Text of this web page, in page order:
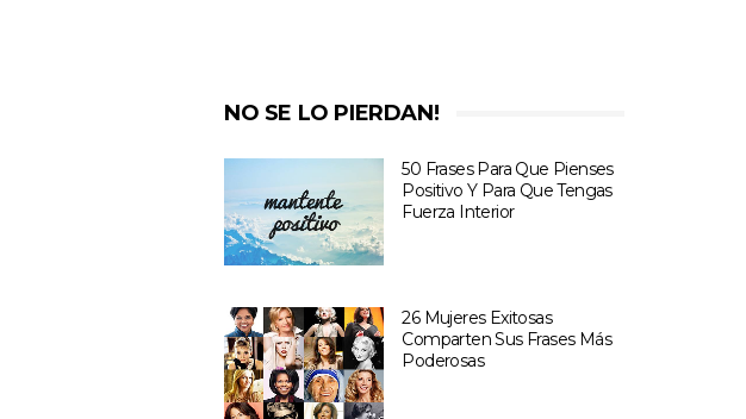
NO SE LO PIERDAN!
50 Frases Para Que Pienses
Positivo Y Para Que Tengas
Fuerza Interior
26 Mujeres Exitosas
Comparten Sus Frases Más
Poderosas